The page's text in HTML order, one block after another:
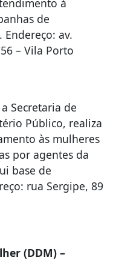
de
Endereço: av.
– Vila Porto
Secretaria de
Público, realiza
às mulheres
por agentes da
base de
rua Sergipe, 89
(DDM) –